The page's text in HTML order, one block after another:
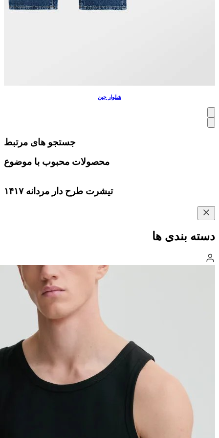
شلوار جین
جستجو های مرتبط
محصولات محبوب با موضوع
تیشرت طرح دار مردانه ۱۴۱۷
دسته بندی ها